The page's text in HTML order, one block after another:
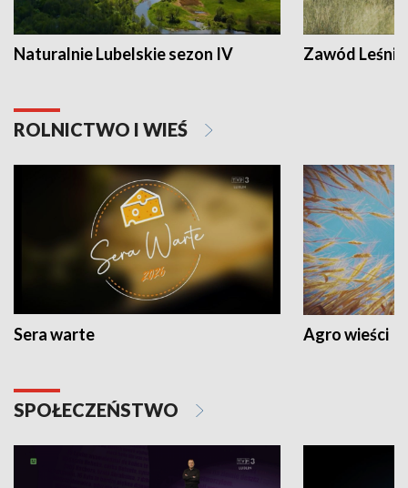
Naturalnie Lubelskie sezon IV Zawód Leśnik
ROLNICTWO I WIEŚ
Sera warte Agro wieści
SPOŁECZEŃSTWO